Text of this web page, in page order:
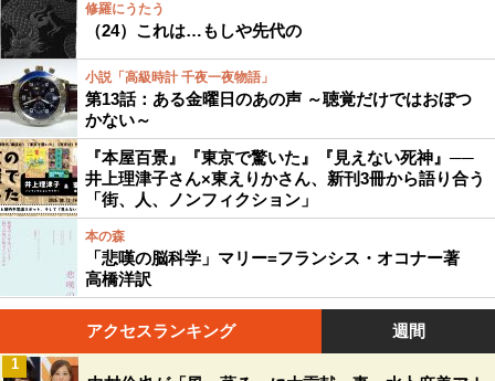
修羅にうたう
（24）これは…もしや先代の
小説「高級時計 千夜一夜物語」
第13話：ある金曜日のあの声 ～聴覚だけではおぼつ
かない～
『本屋百景』『東京で驚いた』『見えない死神』──
井上理津子さん×東えりかさん、新刊3冊から語り合う
「街、人、ノンフィクション」
本の森
「悲嘆の脳科学」マリー=フランシス・オコナー著
高橋洋訳
アクセスランキング 週間
1